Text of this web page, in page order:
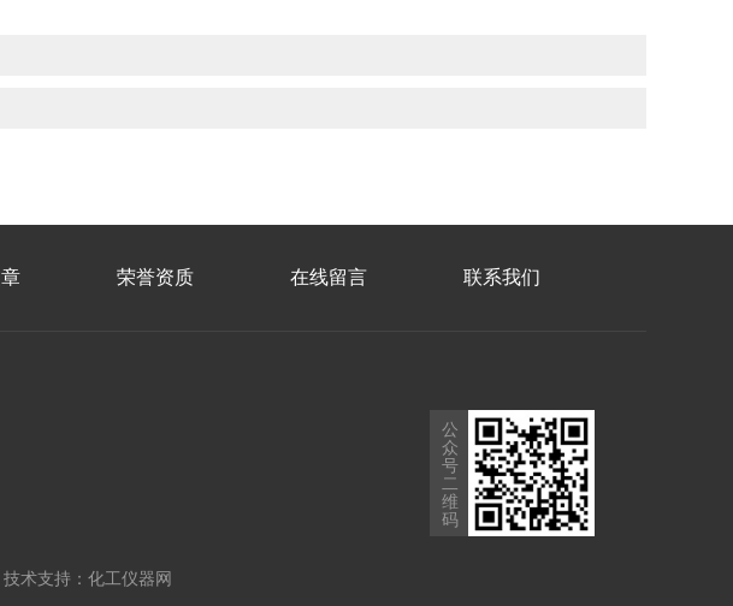
荣誉资质 在线留言 联系我们
技术支持： 化工仪器网
公
众
号
二
维
码